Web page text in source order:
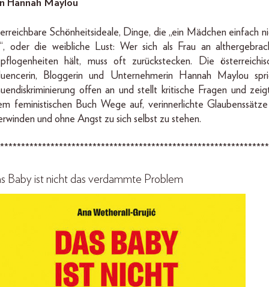
Hannah Maylou
Schönheitsideale, Dinge, die „ein Mädchen einfach
oder die weibliche Lust: Wer sich als Frau an
hält, muss oft zurückstecken. Die
Bloggerin und Unternehmerin Hannah Maylou
offen an und stellt kritische Fragen und
feministischen Buch Wege auf, verinnerlichte
und ohne Angst zu sich selbst zu stehen.
Baby ist nicht das verdammte Problem